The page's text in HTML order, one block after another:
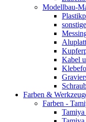
Modellbau-
Kabel
Farben &
Farben -
Tamiya